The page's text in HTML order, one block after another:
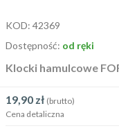
KOD: 42369
Dostępność: od ręki
Klocki hamulcowe
19,90 zł (brutto)
Cena detaliczna